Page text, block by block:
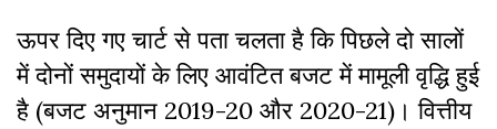
ऊपर दिए गए चार्ट से पता चलता है कि पिछले दो सालों
में दोनों समुदायों के लिए आवंटित बजट में मामूली वृद्धि हुई
है (बजट अनुमान 2019-20 और 2020-21)। वित्तीय